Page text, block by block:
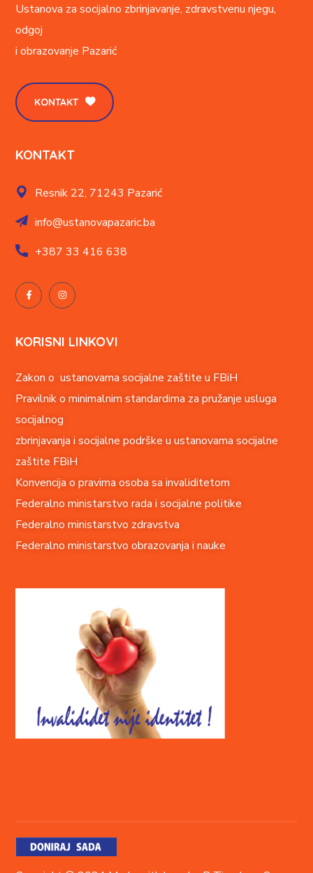
Ustanova za socijalno zbrinjavanje, zdravstvenu njegu,
odgoj
i obrazovanje Pazarić
KONTAKT
KONTAKT
Resnik 22, 71243 Pazarić
info@ustanovapazaric.ba
+38733 416 638
KORISNI LINKOVI
Zakon o ustanovama socijalne zaštite u FBiH
Pravilnik o minimalnim standardima za pružanje usluga
socijalnog
zbrinjavanja i socijalne podrške u ustanovama socijalne
zaštite FBiH
Konvencija o pravima osoba sa invaliditetom
Federalno ministarstvo rada i socijalne politike
Federalno ministarstvo zdravstva
Federalno ministarstvo obrazovanja i nauke